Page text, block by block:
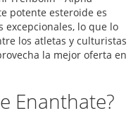
potente esteroide es
excepcionales, lo que lo
los atletas y culturistas
la mejor oferta en
Enanthate?